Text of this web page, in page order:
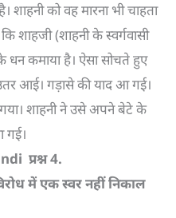
शाहनी को वह मारना भी चाहता
शाहजी (शाहनी के स्वर्गवासी
धन कमाया है। ऐसा सोचते हुए
आई। गड़ासे की याद आ गई।
शाहनी ने उसे अपने बेटे के
गई।
प्रश्न4.
में एक स्वर नहीं निकाल